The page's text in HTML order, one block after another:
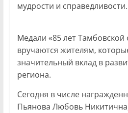
мудрости и справедливости.
Медали «85 лет Тамбовской
вручаются жителям,
значительный вклад в
региона.
Сегодня в числе
Пьянова Любовь